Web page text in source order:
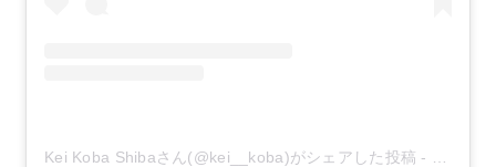
Kei Koba Shibaさん(@kei__koba)がシェアした投稿 -